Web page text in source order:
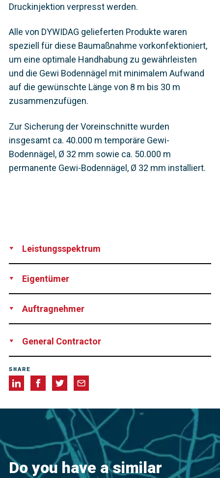
Druckinjektion verpresst werden.
Alle von DYWIDAG gelieferten Produkte waren
speziell für diese Baumaßnahme vorkonfektioniert,
um eine optimale Handhabung zu gewährleisten
und die Gewi Bodennägel mit minimalem Aufwand
auf die gewünschte Länge von 8 m bis 30 m
zusammenzufügen.
Zur Sicherung der Voreinschnitte wurden
insgesamt ca. 40.000 m temporäre Gewi-
Bodennägel, Ø 32 mm sowie ca. 50.000 m
permanente Gewi-Bodennägel, Ø 32 mm installiert.
Leistungsspektrum
Eigentümer
GmbH, Germany
Auftragnehmer
General Contractor
Infrastructure GmbH, Germany
SHARE
Do you have a similar